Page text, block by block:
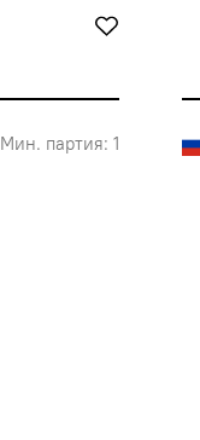
Мин. партия: 1